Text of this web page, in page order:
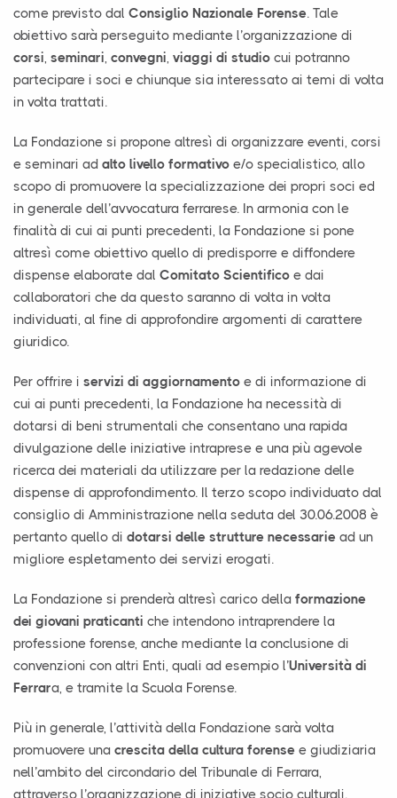
come previsto dal Consiglio Nazionale Forense. Tale
obiettivo sarà perseguito mediante l’organizzazione di
corsi, seminari, convegni, viaggi di studio cui potranno
partecipare i soci e chiunque sia interessato ai temi di volta
in volta trattati.
La Fondazione si propone altresì di organizzare eventi, corsi
e seminari ad alto livello formativo e/o specialistico, allo
scopo di promuovere la specializzazione dei propri soci ed
in generale dell’avvocatura ferrarese. In armonia con le
finalità di cui ai punti precedenti, la Fondazione si pone
altresì come obiettivo quello di predisporre e diffondere
dispense elaborate dal Comitato Scientifico e dai
collaboratori che da questo saranno di volta in volta
individuati, al fine di approfondire argomenti di carattere
giuridico.
Per offrire i servizi di aggiornamento e di informazione di
cui ai punti precedenti, la Fondazione ha necessità di
dotarsi di beni strumentali che consentano una rapida
divulgazione delle iniziative intraprese e una più agevole
ricerca dei materiali da utilizzare per la redazione delle
dispense di approfondimento. Il terzo scopo individuato dal
consiglio di Amministrazione nella seduta del 30.06.2008 è
pertanto quello di dotarsi delle strutture necessarie ad un
migliore espletamento dei servizi erogati.
La Fondazione si prenderà altresì carico della formazione
dei giovani praticanti che intendono intraprendere la
professione forense, anche mediante la conclusione di
convenzioni con altri Enti, quali ad esempio l’Università di
Ferrara, e tramite la Scuola Forense.
Più in generale, l’attività della Fondazione sarà volta
promuovere una crescita della cultura forense e giudiziaria
nell’ambito del circondario del Tribunale di Ferrara,
attraverso l’organizzazione di iniziative socio culturali.